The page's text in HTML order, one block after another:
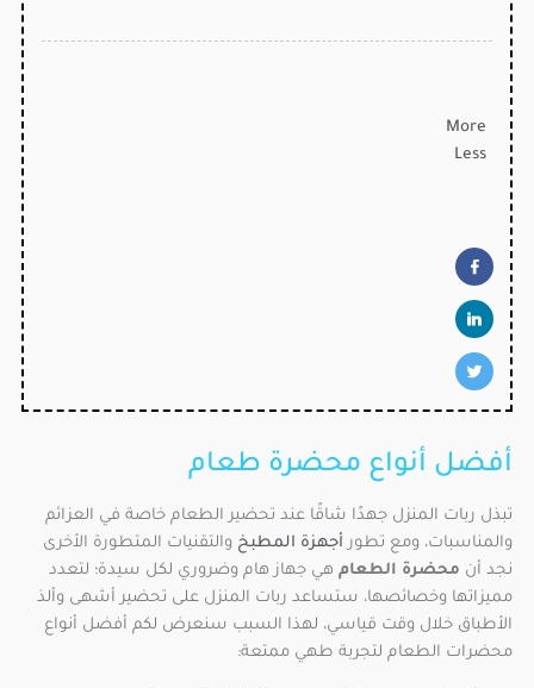
More
Less
أفضل أنواع محضرة طعام
تبذل ربات المنزل جهدًا شاقًا عند تحضير الطعام خاصة في العزائم
والمناسبات، ومع تطور أجهزة المطبخ والتقنيات المتطورة الأخرى
نجد أن محضرة الطعام هي جهاز هام وضروري لكل سيدة؛ لتعدد
مميزاتها وخصائصها، ستساعد ربات المنزل على تحضير أشهى وألذ
الأطباق خلال وقت قياسي، لهذا السبب سنعرض لكم أفضل أنواع
محضرات الطعام لتجربة طهي ممتعة: